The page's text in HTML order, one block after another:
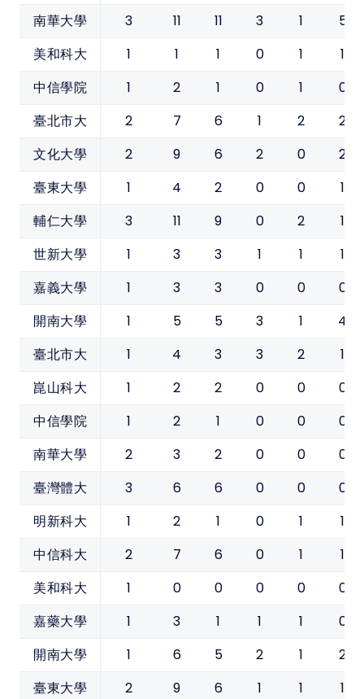
南華大學 3 11 11 3 1 5
美和科大 1 1 1 0 1 1
中信學院 1 2 1 0 1 0
臺北市大 2 7 6 1 2 2
文化大學 2 9 6 2 0 2
臺東大學 1 4 2 0 0 1
輔仁大學 3 11 9 0 2 1
世新大學 1 3 3 1 1 1
嘉義大學 1 3 3 0 0 0
開南大學 1 5 5 3 1 4
臺北市大 1 4 3 3 2 1
崑山科大 1 2 2 0 0 0
中信學院 1 2 1 0 0 0
南華大學 2 3 2 0 0 0
臺灣體大 3 6 6 0 0 0
明新科大 1 2 1 0 1 1
中信科大 2 7 6 0 1 1
美和科大 1 0 0 0 0 0
嘉藥大學 1 3 1 1 1 0
開南大學 1 6 5 2 1 2
臺東大學 2 9 6 1 1 1